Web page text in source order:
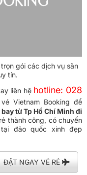
gói các dịch vụ săn
tín.
liên hệ hotline: 028
Vietnam Booking để
từ Tp Hồ Chí Minh đi
thành công, có chuyến
đảo quốc xinh đẹp
ĐẶT NGAY VÉ RẺ